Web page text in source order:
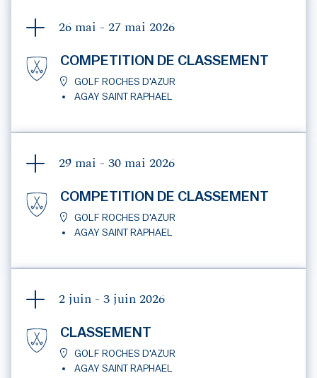
26 mai - 27 mai 2026
COMPETITION DE CLASSEMENT
GOLF ROCHES D'AZUR
AGAY SAINT RAPHAEL
29 mai - 30 mai 2026
COMPETITION DE CLASSEMENT
GOLF ROCHES D'AZUR
AGAY SAINT RAPHAEL
2 juin - 3 juin 2026
CLASSEMENT
GOLF ROCHES D'AZUR
AGAY SAINT RAPHAEL